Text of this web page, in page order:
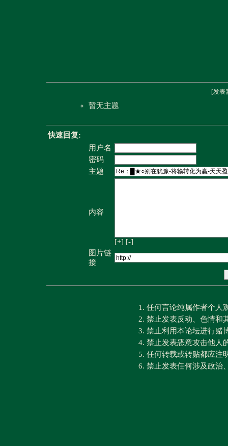
[发表
暂无主题
快速回复:
用户名
密码
主题
内容
[+] [-]
图片链
接
1. 任何言论纯属作者个人
2. 禁止发表反动、色情和
3. 禁止利用本论坛进行赌
4. 禁止发表恶意攻击他人
5. 任何转载或转贴都应注
6. 禁止发表任何涉及政治